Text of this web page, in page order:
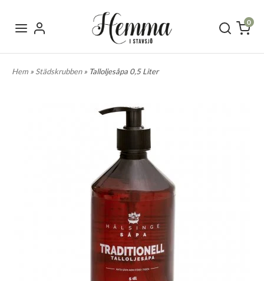
0
Hem » Städskrubben» Talloljesåpa 0,5 Liter